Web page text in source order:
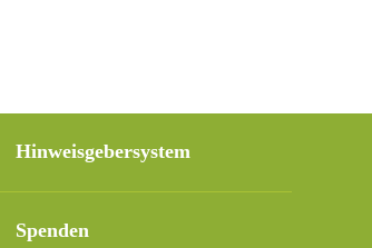
Hinweisgebersystem
Spenden